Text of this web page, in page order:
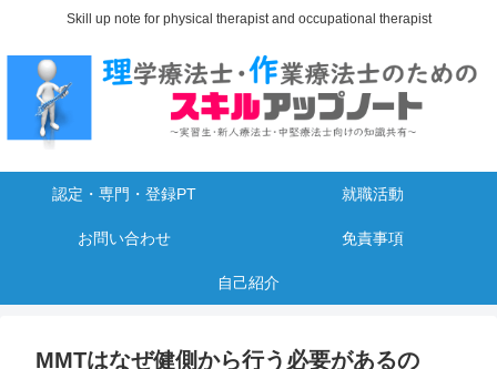
Skill up note for physical therapist and occupational therapist
認定・専門・登録PT 就職活動
お問い合わせ 免責事項
自己紹介
MMTはなぜ健側から行う必要があるの